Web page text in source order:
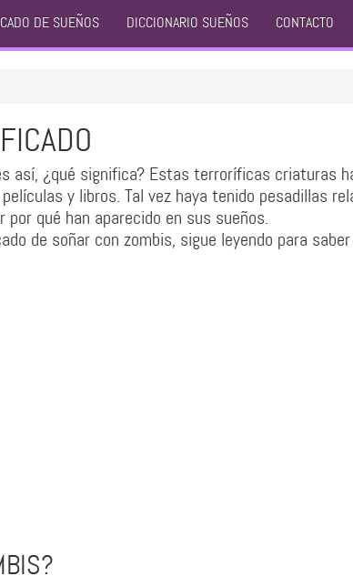
DE SUEÑOS DICCIONARIO SUEÑOS CONTACTO
así, ¿qué significa? Estas terroríficas criaturas
y libros. Tal vez haya tenido pesadillas
qué han aparecido en sus sueños.
de soñar con zombis, sigue leyendo para